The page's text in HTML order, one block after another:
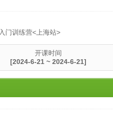
门训练营<上海站>
开课时间
[2024-6-21 ~ 2024-6-21]